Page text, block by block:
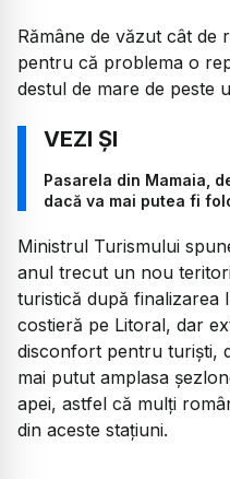
Rămâne de văzut cât de
pentru că problema o
destul de mare de peste
Pasarela din Mamaia,
dacă va mai putea fi
Ministrul Turismului
anul trecut un nou
turistică după finalizarea
costieră pe Litoral, dar
disconfort pentru turiști,
mai putut amplasa
apei, astfel că mulți
din aceste stațiuni.